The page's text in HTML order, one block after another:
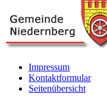
Impressum
Kontaktformular
Seitenübersicht